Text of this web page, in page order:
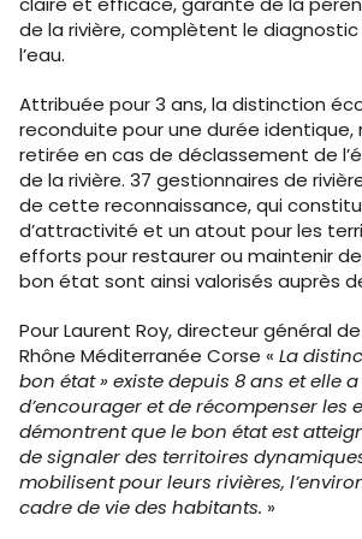
de la rivière, complètent le diagnostic
l’eau.
Attribuée pour 3 ans, la distinction
reconduite pour une durée
retirée en cas de déclassement de
de la rivière. 37 gestionnaires de
de cette reconnaissance, qui
d’attractivité et un atout pour les
efforts pour restaurer ou maintenir
bon état sont ainsi valorisés auprès
Pour Laurent Roy, directeur général de
Rhône Méditerranée Corse « La
bon état » existe depuis 8 ans et elle
d’encourager et de récompenser les
démontrent que le bon état est
de signaler des territoires
mobilisent pour leurs rivières,
cadre de vie des habitants. »